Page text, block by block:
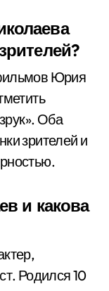
Юрия
Оба
зрителей и
и какова
Родился 10